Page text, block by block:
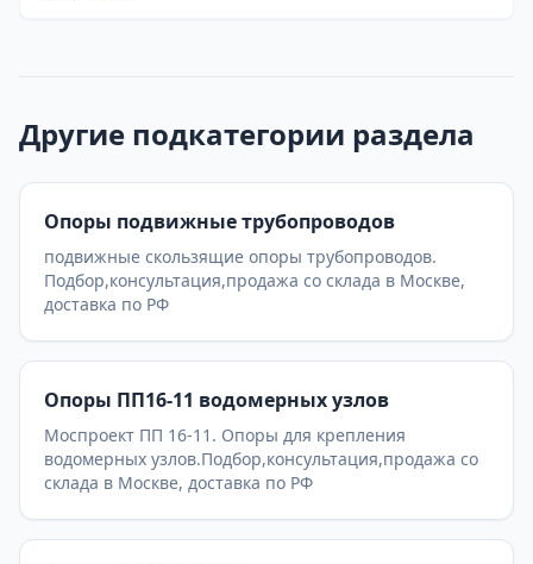
Другие подкатегории раздела
Опоры подвижные трубопроводов
подвижные скользящие опоры трубопроводов.
Подбор,консультация,продажа со склада в Москве,
доставка по РФ
Опоры ПП16-11 водомерных узлов
Моспроект ПП 16-11. Опоры для крепления
водомерных узлов.Подбор,консультация,продажа со
склада в Москве, доставка по РФ